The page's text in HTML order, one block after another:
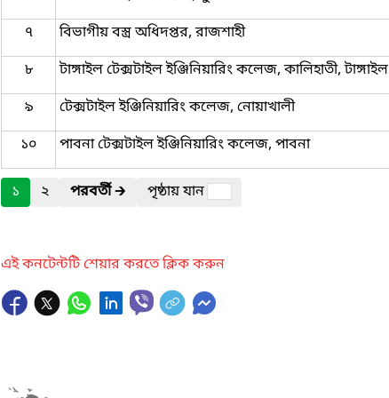
৭
বিভাগীয় বস্ত্র অধিদপ্তর, রাজশাহী
৮
টাঙ্গাইল টেক্সটাইল ইঞ্জিনিয়ারিং কলেজ, কালিহাতী, টাঙ্গাইল
৯
টেক্সটাইল ইঞ্জিনিয়ারিং কলেজ, নোয়াখালী
১০
পাবনা টেক্সটাইল ইঞ্জিনিয়ারিং কলেজ, পাবনা
১ ২ পরবর্তী🡲
পৃষ্ঠায় যান
এই কনটেন্টটি শেয়ার করতে ক্লিক করুন